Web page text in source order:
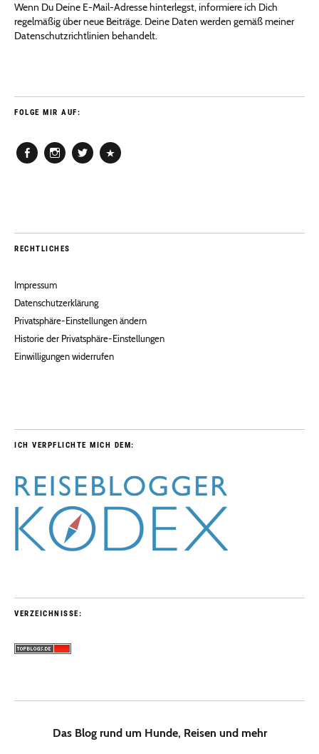
Wenn Du Deine E-Mail-Adresse hinterlegst, informiere ich Dich
regelmäßig über neue Beiträge. Deine Daten werden gemäß meiner
Datenschutzrichtlinien behandelt.
FOLGE MIR AUF:
RECHTLICHES
Impressum
Datenschutzerklärung
Privatsphäre-Einstellungen ändern
Historie der Privatsphäre-Einstellungen
Einwilligungen widerrufen
ICH VERPFLICHTE MICH DEM:
VERZEICHNISSE:
Das Blog rund um Hunde, Reisen und mehr